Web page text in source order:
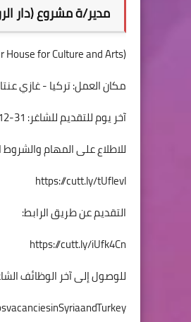
مدير/ة مشروع (دار
(Project Manager (Önder House for Culture and Arts
مكان العمل: تركيا - غازي
آخر يوم للتقديم للشاغر: 31-12-2021
للاطلاع على المهام والشروط
https://cutt.ly/tUflevl
التقديم عن طريق الرابط:
https://cutt.ly/iUfk4Cn
للوصول إلى آخر الوظائف